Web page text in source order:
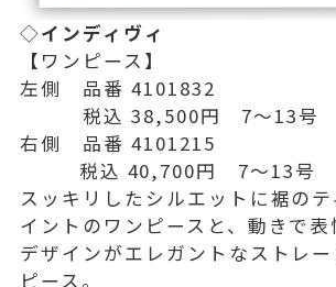
◇インディヴィ
【ワンピース】
左側 品番 4101832
税込 38,500円 7〜13号
右側 品番 4101215
税込 40,700円 7〜13号
スッキリしたシルエットに裾の
イントのワンピースと、動きで表
デザインがエレガントなストレ
ピース。